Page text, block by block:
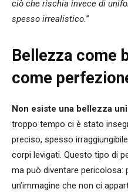
ciò che rischia invece di
spesso irrealistico.”
Bellezza come
come
Non esiste una bellezza
troppo tempo ci è stato
preciso, spesso
corpi levigati. Questo tipo di
ma può diventare pericolosa:
un’immagine che non ci